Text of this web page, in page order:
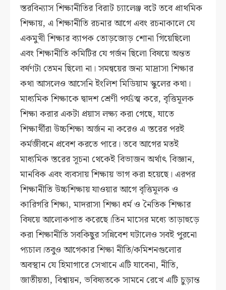
স্তরবিন্যাস শিক্ষানীতির বিরাট চ্যালেঞ্জ বটে তবে প্রাথমিক
শিক্ষায়, এ শিক্ষানীতি রচনার আগে এবং রচনাকালে যে
একমুখী শিক্ষার ব্যাপক তোড়জোড় শোনা গিয়েছিলো
এবং শিক্ষানীতি কমিটির যে গর্জন ছিলো বিষয়ে অন্তত
বর্ষণটা তেমন ছিলো না। সমন্বয়ের জন্য মাদ্রাসা শিক্ষার
কথা আসলেও আসেনি ইংলিশ মিডিয়াম স্কুলের কথা।
মাধ্যমিক শিক্ষাকে দ্বাদশ শ্রেণী পর্যšত্ম করে, বৃত্তিমূলক
শিক্ষা করার একটা প্রয়াস লক্ষ্য করা গেছে, যাতে
শিক্ষার্থীরা উচ্চশিক্ষা অর্জন না করেও এ স্তরের পরই
কর্মজীবনে প্রবেশ করতে পারে। তবে আগের মতই
মাধ্যমিক স্তরের সূচনা থেকেই বিভাজন অর্থাৎ বিজ্ঞান,
মানবিক এবং ব্যবসায় শিক্ষায় ভাগ করা হয়েছে। এরপর
শিক্ষানীতি উচ্চশিক্ষায় যাওয়ার আগে বৃত্তিমূলক ও
কারিগরি শিক্ষা, মাদরাসা শিক্ষা ধর্ম ও নৈতিক শিক্ষার
বিষয়ে আলোকপাত করেছে।তিন মাসের মধ্যে তাড়াহুড়ে
করা শিক্ষানীতি সবকিছুর সন্নিবেশ ঘটালেও সবই পুরনো
প্যচাল।তবুও আগেকার শিক্ষা নীতি/কমিশনগুলোর
অবস্থান যে হিমাগারে সেখানে এটি যাবেনা, নীতি,
জাতীয়তা, বিশ্বায়ন, ভবিষ্যতকে সামনে রেখে এটি চুড়ান্ত